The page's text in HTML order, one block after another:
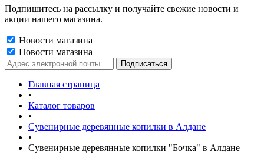
Подпишитесь на рассылку и получайте свежие новости и
акции нашего магазина.
Новости магазина
Новости магазина
Главная страница
•
Каталог товаров
•
Сувенирные деревянные копилки в Алдане
•
Сувенирные деревянные копилки "Бочка" в Алдане